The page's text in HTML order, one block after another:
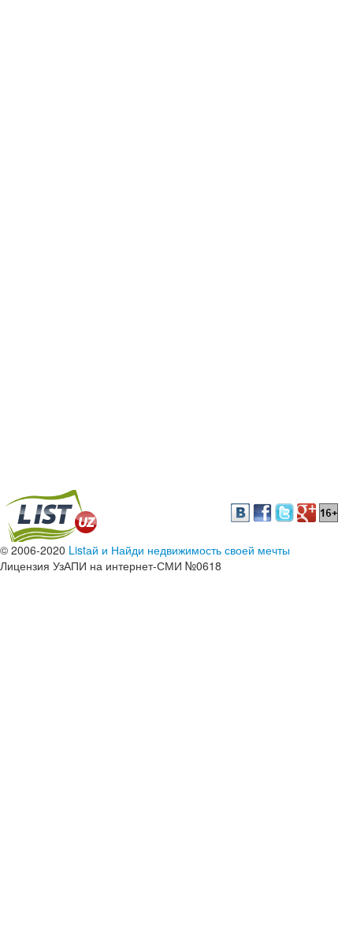
© 2006-2020 Listай и Найди недвижимость своей мечты
Лицензия УзАПИ на интернет-СМИ №0618